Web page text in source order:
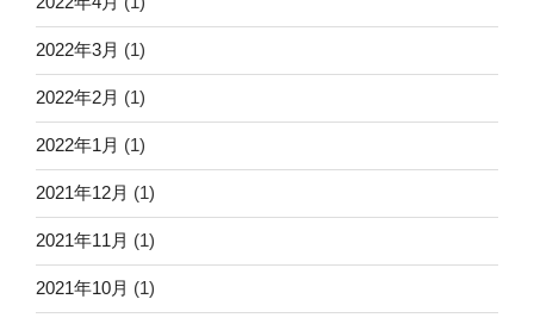
2022年3月 (1)
2022年2月 (1)
2022年1月 (1)
2021年12月 (1)
2021年11月 (1)
2021年10月 (1)